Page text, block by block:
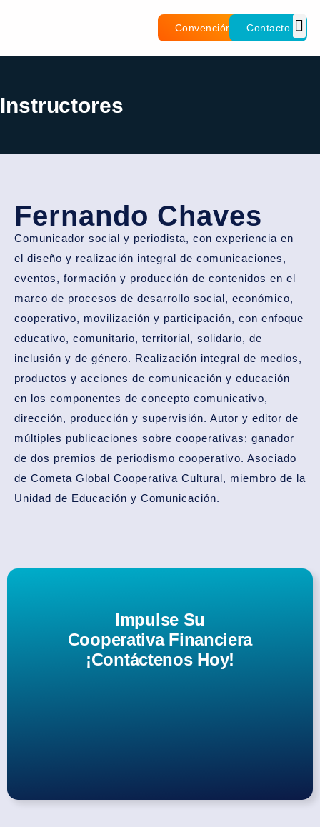
Convención Contacto
Instructores
Fernando Chaves
Comunicador social y periodista, con experiencia en
el diseño y realización integral de comunicaciones,
eventos, formación y producción de contenidos en el
marco de procesos de desarrollo social, económico,
cooperativo, movilización y participación, con enfoque
educativo, comunitario, territorial, solidario, de
inclusión y de género. Realización integral de medios,
productos y acciones de comunicación y educación
en los componentes de concepto comunicativo,
dirección, producción y supervisión. Autor y editor de
múltiples publicaciones sobre cooperativas; ganador
de dos premios de periodismo cooperativo. Asociado
de Cometa Global Cooperativa Cultural, miembro de la
Unidad de Educación y Comunicación.
Impulse Su
Cooperativa Financiera
¡Contáctenos Hoy!